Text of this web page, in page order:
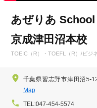
あぜりあ School
京成津田沼本校
TOEIC（R）・TOEFL（R）/ビジ
千葉県習志野市津田沼
Map
TEL:047-454-5574